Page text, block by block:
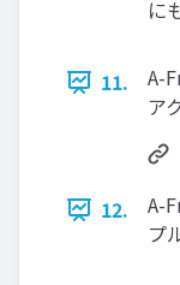
に
11.
A-
ア
12.
A-
プ